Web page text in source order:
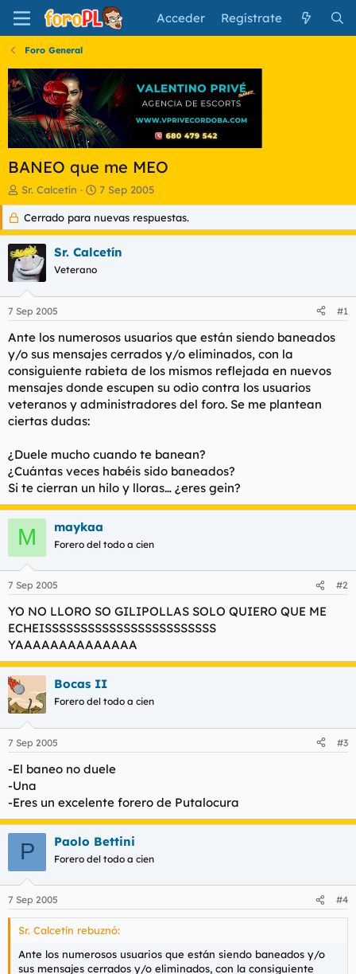
Acceder Regístrate
Foro General
BANEO que me MEO
I
n
c
i
a
d
o
d
e
t
e
m
a
Sr. Calcetín
F
e
c
h
d
i
i
o
7 Sep 2005
Cerrado para nuevas respuestas.
Sr. Calcetín
Veterano
7 Sep 2005 #1
Ante los numerosos usuarios que están siendo baneados
y/o sus mensajes cerrados y/o eliminados, con la
consiguiente rabieta de los mismos reflejada en nuevos
mensajes donde escupen su odio contra los usuarios
veteranos y administradores del foro. Se me plantean
ciertas dudas:
¿Duele mucho cuando te banean?
¿Cuántas veces habéis sido baneados?
Si te cierran un hilo y lloras… ¿eres gein?
M maykaa
Forero del todo a cien
7 Sep 2005 #2
YO NO LLORO SO GILIPOLLAS SOLO QUIERO QUE ME
ECHEISSSSSSSSSSSSSSSSSSSSSSSS
YAAAAAAAAAAAAAA
Bocas II
Forero del todo a cien
7 Sep 2005 #3
-El baneo no duele
-Una
-Eres un excelente forero de Putalocura
P Paolo Bettini
Forero del todo a cien
7 Sep 2005 #4
Sr. Calcetín rebuznó:
Ante los numerosos usuarios que están siendo baneados y/o
sus mensajes cerrados y/o eliminados, con la consiguiente